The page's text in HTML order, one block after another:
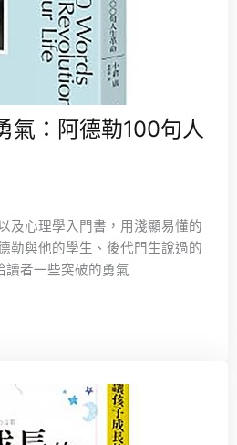
氣：阿德勒100句人
及心理學入門書，用淺顯易懂的
勒與他的學生、後代門生說過的
讀者一些突破的勇氣